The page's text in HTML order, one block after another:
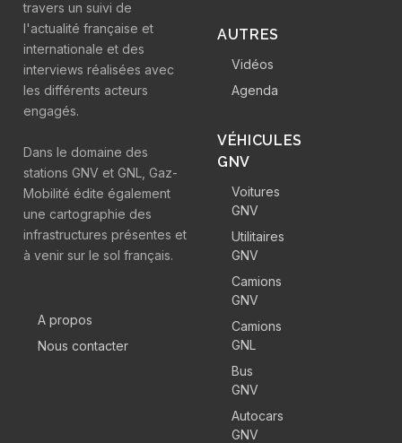
travers un suivi de
l'actualité française et
internationale et des
interviews réalisées avec
les différents acteurs
engagés.
Dans le domaine des
stations GNV et GNL, Gaz-
Mobilité édite également
une cartographie des
infrastructures présentes et
à venir sur le sol français.
A propos
Nous contacter
AUTRES
Vidéos
Agenda
VÉHICULES
GNV
Voitures
GNV
Utilitaires
GNV
Camions
GNV
Camions
GNL
Bus
GNV
Autocars
GNV